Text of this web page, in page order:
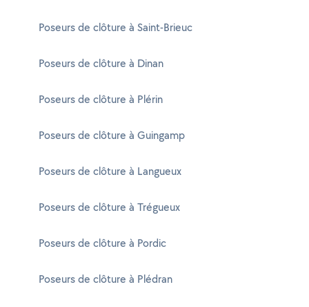
Poseurs de clôture à Saint-Brieuc
Poseurs de clôture à Dinan
Poseurs de clôture à Plérin
Poseurs de clôture à Guingamp
Poseurs de clôture à Langueux
Poseurs de clôture à Trégueux
Poseurs de clôture à Pordic
Poseurs de clôture à Plédran